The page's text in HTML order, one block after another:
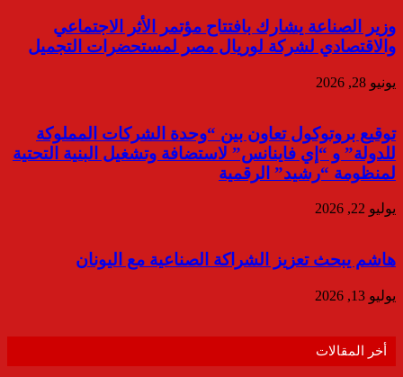
وزير الصناعة يشارك بافتتاح مؤتمر الأثر الاجتماعي
والاقتصادي لشركة لوريال مصر لمستحضرات التجميل
يونيو 28, 2026
توقيع بروتوكول تعاون بين “وحدة الشركات المملوكة
للدولة” و “إي فاينانس” لاستضافة وتشغيل البنية التحتية
لمنظومة “رشيد” الرقمية
يوليو 22, 2026
هاشم يبحث تعزيز الشراكة الصناعية مع اليونان
يوليو 13, 2026
أخر المقالات